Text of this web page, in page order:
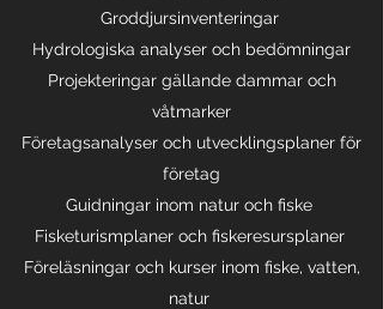
Groddjursinventeringar
Hydrologiska analyser och bedömningar
Projekteringar gällande dammar och
våtmarker
Företagsanalyser och utvecklingsplaner för
företag
Guidningar inom natur och fiske
Fisketurismplaner och fiskeresursplaner
Föreläsningar och kurser inom fiske, vatten,
natur